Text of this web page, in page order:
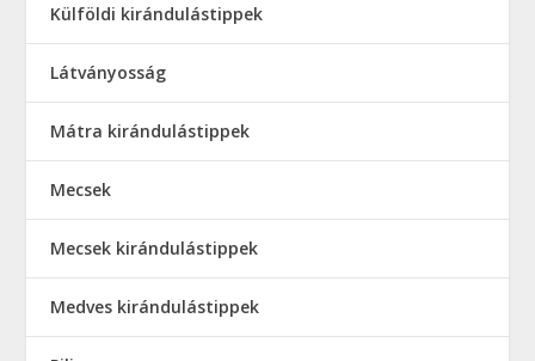
Külföldi kirándulástippek
Látványosság
Mátra kirándulástippek
Mecsek
Mecsek kirándulástippek
Medves kirándulástippek